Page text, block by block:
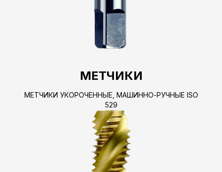
МЕТЧИКИ
МЕТЧИКИ УКОРОЧЕННЫЕ, МАШИННО-РУЧНЫЕ ISO
529